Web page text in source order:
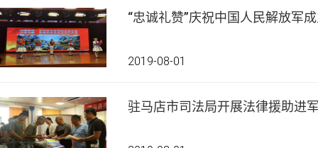
“忠诚礼赞”庆祝中国人民解放军
2019-08-01
驻马店市司法局开展法律援助进